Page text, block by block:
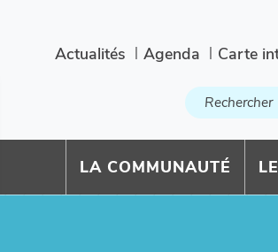
Actualités Agenda Carte
LA COMMUNAUTÉ